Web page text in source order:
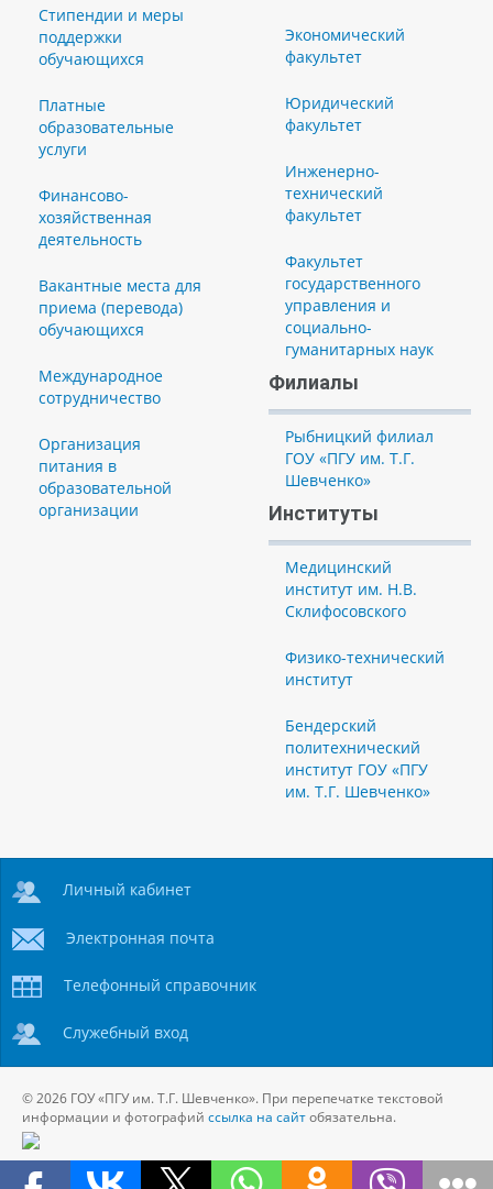
Стипендии и меры
поддержки
обучающихся
Платные
образовательные
услуги
Финансово-
хозяйственная
деятельность
Вакантные места для
приема (перевода)
обучающихся
Международное
сотрудничество
Организация
питания в
образовательной
организации
Экономический
факультет
Юридический
факультет
Инженерно-
технический
факультет
Факультет
государственного
управления и
социально-
гуманитарных наук
Филиалы
Рыбницкий филиал
ГОУ «ПГУ им. Т.Г.
Шевченко»
Институты
Медицинский
институт им. Н.В.
Склифосовского
Физико-технический
институт
Бендерский
политехнический
институт ГОУ «ПГУ
им. Т.Г. Шевченко»
Личный кабинет
Электронная почта
Телефонный справочник
Служебный вход
© 2026 ГОУ «ПГУ им. Т.Г. Шевченко». При перепечатке текстовой
информации и фотографий ссылка на сайтобязательна.